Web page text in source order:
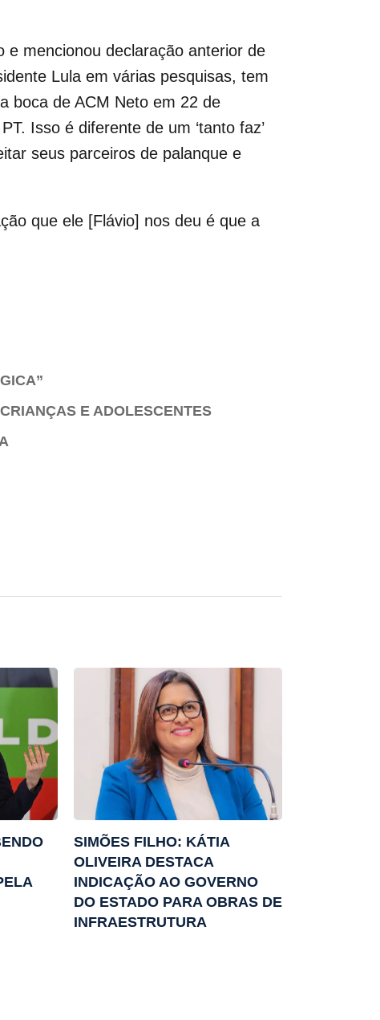
e mencionou declaração anterior de
Lula em várias pesquisas, tem
boca de ACM Neto em 22 de
Isso é diferente de um ‘tanto faz’
seus parceiros de palanque e
que ele [Flávio] nos deu é que a
E ADOLESCENTES
SIMÕES FILHO: KÁTIA
OLIVEIRA DESTACA
INDICAÇÃO AO GOVERNO
DO ESTADO PARA OBRAS DE
INFRAESTRUTURA